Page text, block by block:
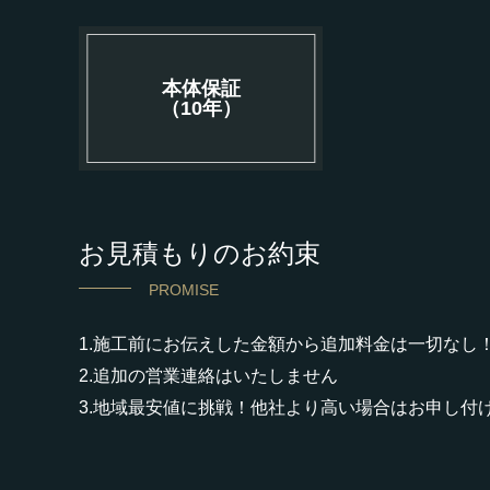
本体保証
（10年）
お見積もりのお約束
PROMISE
1.施工前にお伝えした金額から追加料金は一切なし！
2.追加の営業連絡はいたしません
3.地域最安値に挑戦！他社より高い場合はお申し付